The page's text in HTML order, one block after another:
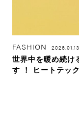
FASHION 2026.01.13
世界中を暖め続け
す ！ ヒートテッ